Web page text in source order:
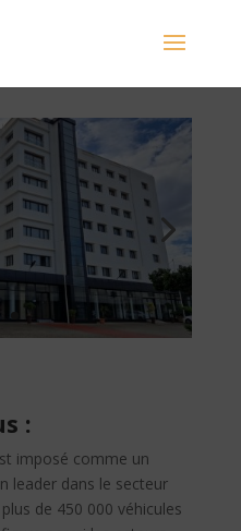
:
imposé comme un
leader dans le secteur
de 450 000 véhicules